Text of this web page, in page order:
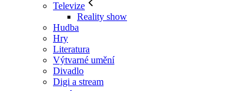
Televize
Reality show
Hudba
Hry
Literatura
Výtvarné umění
Divadlo
Digi a stream